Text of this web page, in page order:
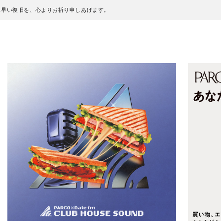
い復旧を、心よりお祈り申しあげます。